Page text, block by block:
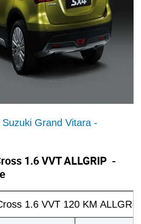
Suzuki Grand Vitara -
1.6 VVT ALLGRIP -
1.6 VVT 120 KM ALLGRIP